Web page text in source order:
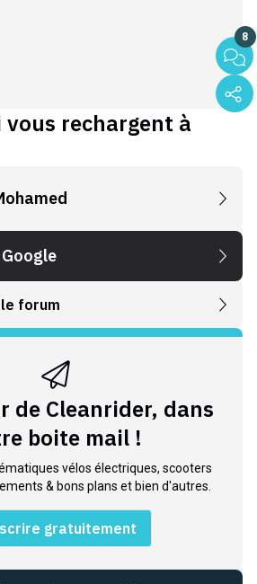
8
rechargent à
forum
de Cleanrider, dans
boite mail !
& bons plans et bien d'autres.
gratuitement